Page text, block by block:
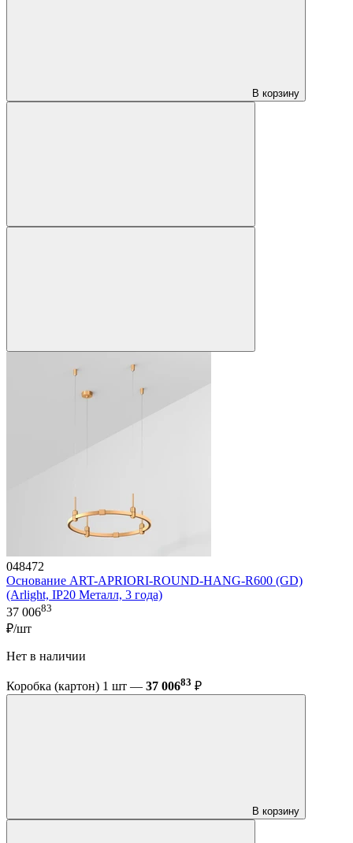
В корзину
048472
Основание ART-APRIORI-ROUND-HANG-R600 (GD)
(Arlight, IP20 Металл, 3 года)
37 00683
₽/шт
Нет в наличии
Коробка (картон) 1 шт — 37 00683 ₽
В корзину